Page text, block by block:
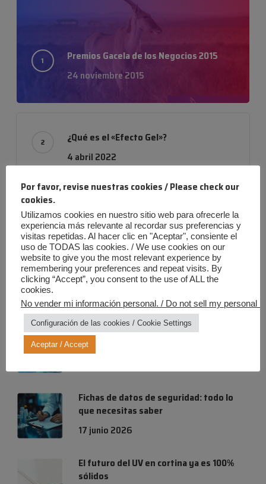
Premios Gacela de los Negocios 2015
24 noviembre 2015
¿Qué es el «Efecto Gel»?
4 abril 2022
Empresa con evolución
24 noviembre 2019
Entradas más recientes
Verano Iris: ¡Diversión al máximo,
riesgos a cero!
Fichas de datos de seguridad: todo lo
que necesitas saber
17 junio 2026
El futuro del UV en cortina ya es 100%
sólidos
Por favor, revise nuestras cookies / Please check our
cookies.
Utilizamos cookies en nuestro sitio web para ofrecerle la
experiencia más relevante al recordar sus preferencias y
visitas repetidas. Al hacer clic en "Aceptar", consiente el
uso de TODAS las cookies. / We use cookies on our
website to give you the most relevant experience by
remembering your preferences and repeat visits. By
clicking “Accept”, you consent to the use of ALL the
cookies.
No vender mi información personal. / Do not sell my personal
Configuración de las cookies / Cookie Settings
Aceptar / Accept